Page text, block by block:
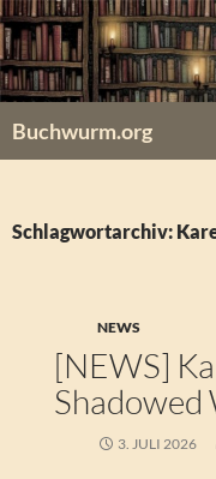
Zum
Inhalt
springen
Buchwurm.org
Schlagwortarchiv:
NEWS
[NEWS]
Shadowed
3. JULI 2026